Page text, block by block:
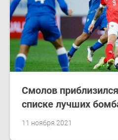
11 ноября 2021
Смолов
списке лучших